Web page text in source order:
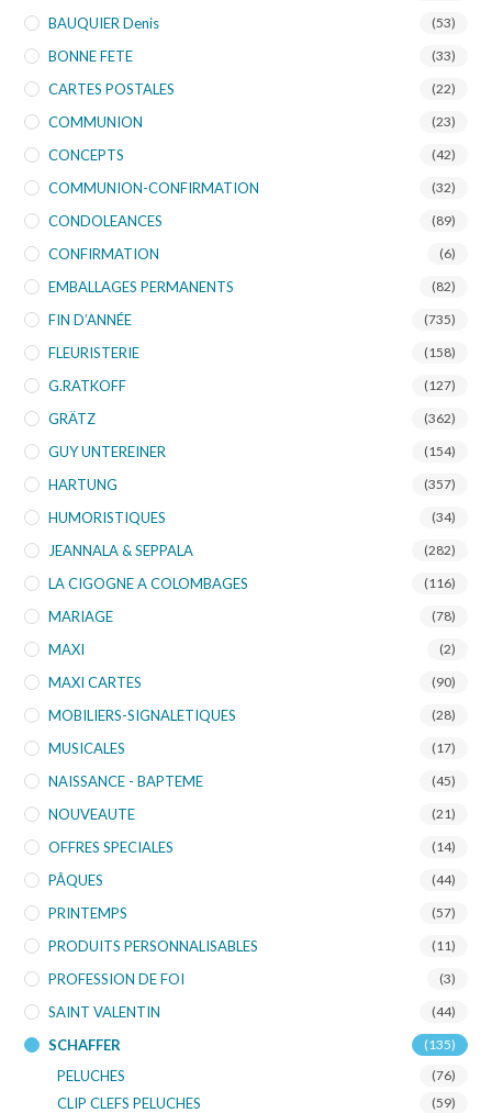
BAUQUIER Denis (53)
BONNE FETE (33)
CARTES POSTALES (22)
COMMUNION (23)
CONCEPTS (42)
COMMUNION-CONFIRMATION (32)
CONDOLEANCES (89)
CONFIRMATION (6)
EMBALLAGES PERMANENTS (82)
FIN D’ANNÉE (735)
FLEURISTERIE (158)
G.RATKOFF (127)
GRÄTZ (362)
GUY UNTEREINER (154)
HARTUNG (357)
HUMORISTIQUES (34)
JEANNALA & SEPPALA (282)
LA CIGOGNE A COLOMBAGES (116)
MARIAGE (78)
MAXI (2)
MAXI CARTES (90)
MOBILIERS-SIGNALETIQUES (28)
MUSICALES (17)
NAISSANCE - BAPTEME (45)
NOUVEAUTE (21)
OFFRES SPECIALES (14)
PÂQUES (44)
PRINTEMPS (57)
PRODUITS PERSONNALISABLES (11)
PROFESSION DE FOI (3)
SAINT VALENTIN (44)
SCHAFFER (135)
PELUCHES (76)
CLIP CLEFS PELUCHES (59)